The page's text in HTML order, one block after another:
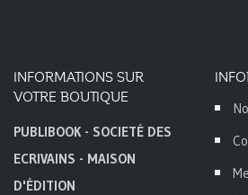
INFORMATIONS SUR
VOTRE BOUTIQUE
PUBLIBOOK - SOCIETÉ DES
ECRIVAINS - MAISON
D'ÉDITION